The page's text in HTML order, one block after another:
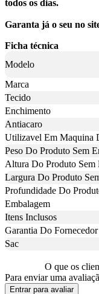
todos os dias.
Garanta já o seu no
Ficha técnica
Modelo
Marca
Tecido
Enchimento
Antiacaro
Utilizavel Em Maquina
Peso Do Produto Sem
Altura Do Produto Sem
Largura Do Produto
Profundidade Do
Embalagem
Itens Inclusos
Garantia Do Fornecedor
Sac
O que os
Para enviar uma
Entrar para avaliar